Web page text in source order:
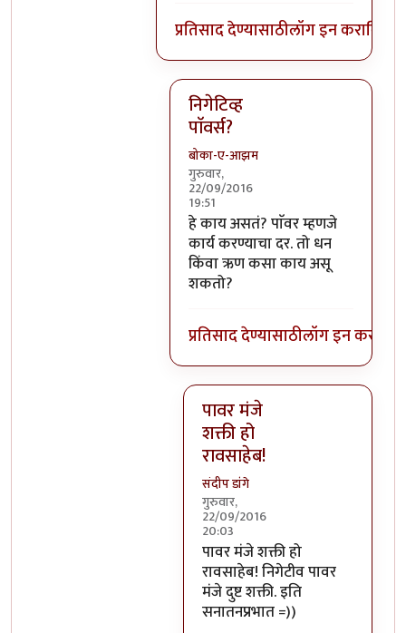
प्रतिसाद देण्यासाठीलॉग इन कराकिंवा
निगेटिव्ह
पाॅवर्स?
बोका-ए-आझम
गुरुवार,
22/09/2016
19:51
In reply toआजच्या भाषेत सांगायचं
हे काय असतं? पाॅवर म्हणजे
कार्य करण्याचा दर. तो धन
किंवा ऋण कसा काय असू
शकतो?
प्रतिसाद देण्यासाठीलॉग इन करा
पावर मंजे
शक्ती हो
रावसाहेब!
संदीप डांगे
गुरुवार,
22/09/2016
20:03
In reply toनिगेटिव्ह पाॅवर्स?
पावर मंजे शक्ती हो
रावसाहेब! निगेटीव पावर
मंजे दुष्ट शक्ती. इति
सनातनप्रभात =))